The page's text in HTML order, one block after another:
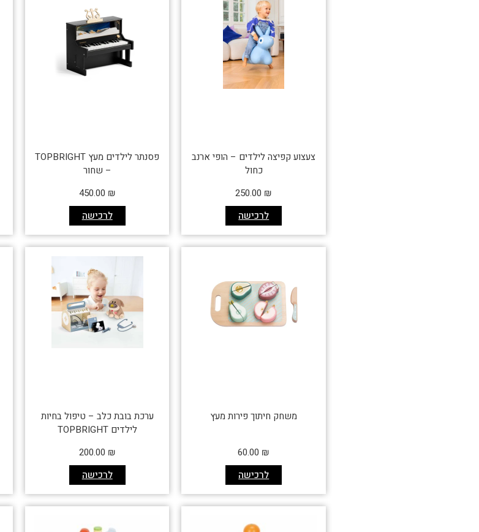
צעצוע קפיצה לילדים – הופי ארנב
כחול
לרכישה
250.00 ₪
פסנתר לילדים מעץ TOPBRIGHT
– שחור
לרכישה
450.00 ₪
משחק חיתוך פירות מעץ
לרכישה
60.00 ₪
ערכת בובת כלב – טיפול בחיות
לילדים TOPBRIGHT
לרכישה
200.00 ₪